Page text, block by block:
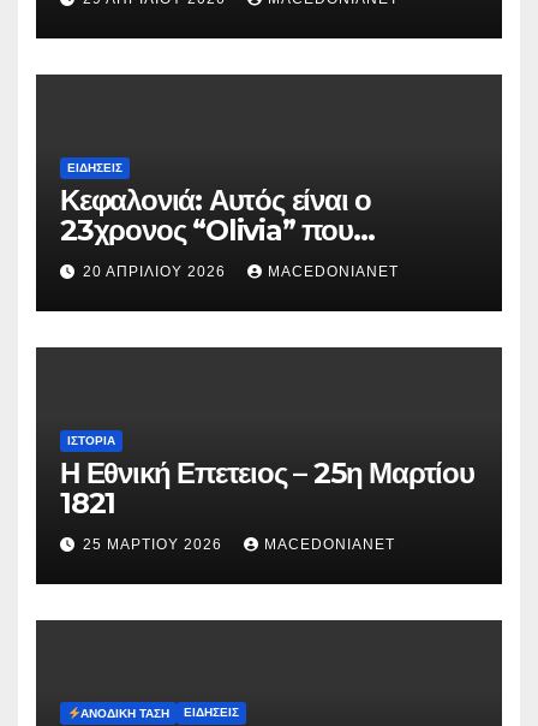
ΕΙΔΉΣΕΙΣ
Κεφαλονιά: Αυτός είναι ο
23χρονος “Olivia” που
κατηγορείται για τον θάνατο της
Μυρτούς
20 ΑΠΡΙΛΊΟΥ 2026 MACEDONIANET
ΙΣΤΟΡΊΑ
Η Εθνική Επετειος – 25η Μαρτίου
1821
25 ΜΑΡΤΊΟΥ 2026 MACEDONIANET
ΑΝΟΔΙΚΉ ΤΆΣΗ ΕΙΔΉΣΕΙΣ